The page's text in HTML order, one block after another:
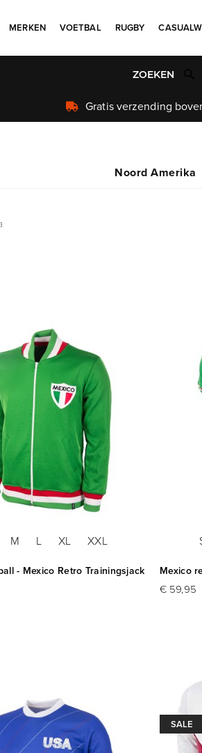
MERKEN VOETBAL RUGBY
Uniek aanbod
Noord Amerika
M L XL XXL
- Mexico Retro Trainingsjack Mexico
€ 59,95
SALE